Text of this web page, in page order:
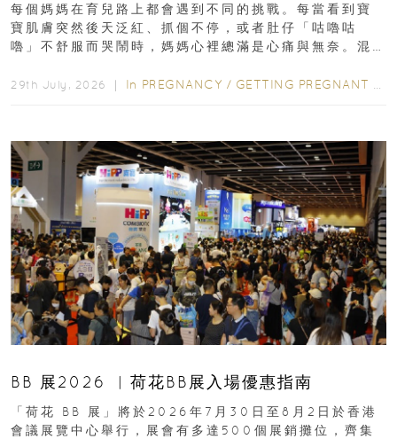
每個媽媽在育兒路上都會遇到不同的挑戰。每當看到寶
寶肌膚突然後天泛紅、抓個不停，或者肚仔「咕嚕咕
嚕」不舒服而哭鬧時，媽媽心裡總滿是心痛與無奈。混
29th July, 2026 ｜ In PREGNANCY / GETTING PREGNANT
BB 展2026 ︳荷花BB展入場優惠指南
「荷花 BB 展」將於2026年7月30日至8月2日於香港
會議展覽中心舉行，展會有多達500個展銷攤位，齊集